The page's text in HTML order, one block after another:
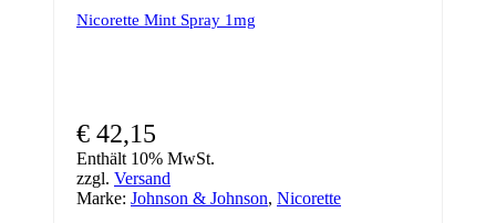
Nicorette Mint Spray 1mg
€ 42,15
Enthält 10% MwSt.
zzgl. Versand
Marke: Johnson & Johnson, Nicorette